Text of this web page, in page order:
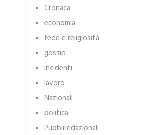
Cronaca
economia
fede e religiosità
gossip
incidenti
lavoro
Nazionali
politica
Pubbliredazionali